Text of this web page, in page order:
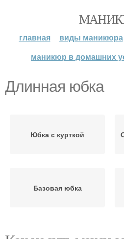
главная виды маникюра
маникюр в домашних
Длинная юбка
Юбка с курткой
Базовая юбка